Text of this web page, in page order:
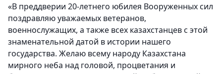
«В преддверии 20-летнего юбилея Вооруженных сил
поздравляю уважаемых ветеранов,
военнослужащих, а также всех казахстанцев с этой
знаменательной датой в истории нашего
государства. Желаю всему народу Казахстана
мирного неба над головой, процветания и